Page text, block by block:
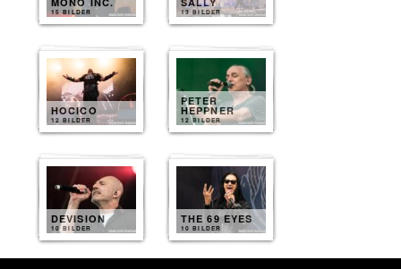
15 BILDER 13 BILDER
HOCICO
12 BILDER
PETER
HEPPNER
12 BILDER
DEVISION
10 BILDER
THE 69 EYES
10 BILDER